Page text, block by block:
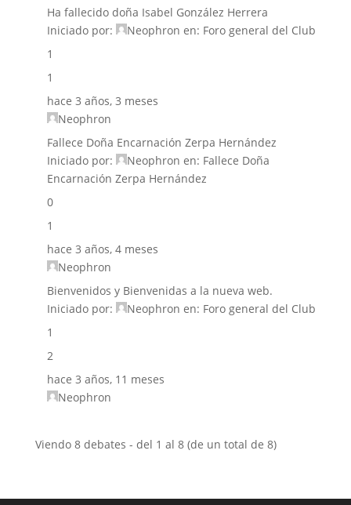
Ha fallecido doña Isabel González Herrera
Iniciado por:
Neophron en: Foro general del Club
1
1
hace 3 años, 3 meses
Neophron
Fallece Doña Encarnación Zerpa Hernández
Iniciado por:
Neophron en: Fallece Doña
Encarnación Zerpa Hernández
0
1
hace 3 años, 4 meses
Neophron
Bienvenidos y Bienvenidas a la nueva web.
Iniciado por:
Neophron en: Foro general del Club
1
2
hace 3 años, 11 meses
Neophron
Viendo 8 debates - del 1 al 8 (de un total de 8)